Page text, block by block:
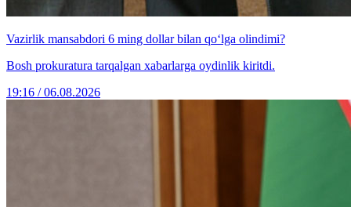
Vazirlik mansabdori 6 ming dollar bilan qo‘lga olindimi?
Bosh prokuratura tarqalgan xabarlarga oydinlik kiritdi.
19:16 / 06.08.2026